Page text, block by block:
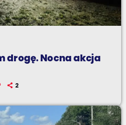
drogę. Nocna akcja
2